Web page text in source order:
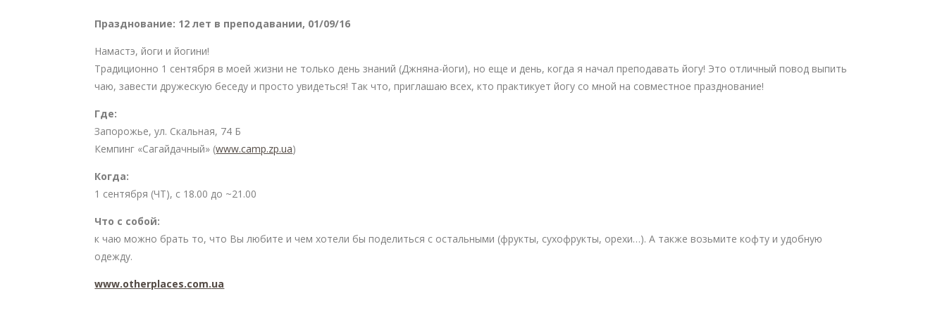
Празднование: 12 лет в преподавании, 01/09/16
Намастэ, йоги и йогини!
Традиционно 1 сентября в моей жизни не только день знаний (Джняна-йоги), но еще и день, когда я начал преподавать йогу! Это отличный повод выпить
чаю, завести дружескую беседу и просто увидеться! Так что, приглашаю всех, кто практикует йогу со мной на совместное празднование!
Где:
Запорожье, ул. Скальная, 74 Б
Кемпинг «Сагайдачный» (www.camp.zp.ua)
Когда:
1 сентября (ЧТ), с 18.00 до ~21.00
Что с собой:
к чаю можно брать то, что Вы любите и чем хотели бы поделиться с остальными (фрукты, сухофрукты, орехи…). А также возьмите кофту и удобную
одежду.
www.otherplaces.com.ua